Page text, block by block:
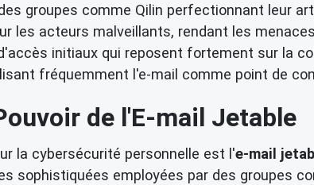
groupes comme Qilin perfectionnant leur
les acteurs malveillants, rendant les
initiaux qui reposent fortement sur la
fréquemment l'e-mail comme point de
de l'E-mail Jetable
la cybersécurité personnelle est l'e-mail
employées par des groupes